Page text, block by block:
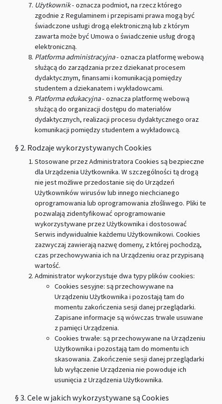
Użytkownik- oznacza podmiot, na rzecz którego
zgodnie z Regulaminem i przepisami prawa mogą być
świadczone usługi drogą elektroniczną lub z którym
zawarta może być Umowa o świadczenie usług drogą
elektroniczną.
Platforma administracyjna- oznacza platformę webową
służącą do zarządzania przez dziekanat procesem
dydaktycznym, finansami i komunikacją pomiędzy
studentem a dziekanatem i wykładowcami.
Platforma edukacyjna- oznacza platformę webową
służącą do organizacji dostępu do materiałów
dydaktycznych, realizacji procesu dydaktycznego oraz
komunikacji pomiędzy studentem a wykładowcą.
§ 2. Rodzaje wykorzystywanych Cookies
Stosowane przez Administratora Cookies są bezpieczne
dla Urządzenia Użytkownika. W szczególności tą drogą
nie jest możliwe przedostanie się do Urządzeń
Użytkowników wirusów lub innego niechcianego
oprogramowania lub oprogramowania złośliwego. Pliki te
pozwalają zidentyfikować oprogramowanie
wykorzystywane przez Użytkownika i dostosować
Serwis indywidualnie każdemu Użytkownikowi. Cookies
zazwyczaj zawierają nazwę domeny, z której pochodzą,
czas przechowywania ich na Urządzeniu oraz przypisaną
wartość.
Administrator wykorzystuje dwa typy plików cookies:
Cookies sesyjne: są przechowywane na
Urządzeniu Użytkownika i pozostają tam do
momentu zakończenia sesji danej przeglądarki.
Zapisane informacje są wówczas trwale usuwane
z pamięci Urządzenia.
Cookies trwałe: są przechowywane na Urządzeniu
Użytkownika i pozostają tam do momentu ich
skasowania. Zakończenie sesji danej przeglądarki
lub wyłączenie Urządzenia nie powoduje ich
usunięcia z Urządzenia Użytkownika.
§ 3. Cele w jakich wykorzystywane są Cookies